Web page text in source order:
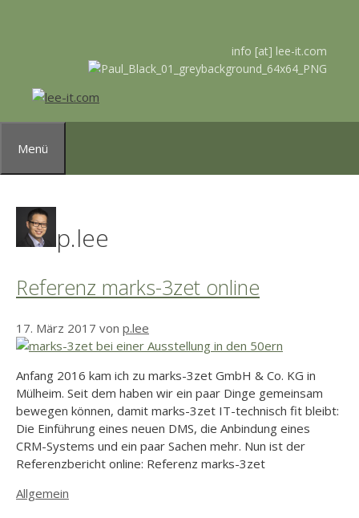
info [at] lee-it.com
Menü
p.lee
Referenz marks-3zet online
17. März 2017 von p.lee
Anfang 2016 kam ich zu marks-3zet GmbH & Co. KG in
Mülheim. Seit dem haben wir ein paar Dinge gemeinsam
bewegen können, damit marks-3zet IT-technisch fit bleibt:
Die Einführung eines neuen DMS, die Anbindung eines
CRM-Systems und ein paar Sachen mehr. Nun ist der
Referenzbericht online: Referenz marks-3zet
Kategorien
Allgemein